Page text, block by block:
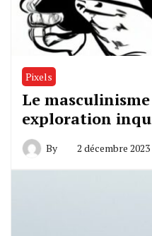
Pixels
Le
exploration
By 2 décembre 2023